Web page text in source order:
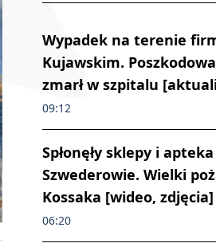
Wypadek na terenie
Kujawskim.
zmarł w szpitalu
09:12
Spłonęły sklepy i
Szwederowie. Wielki
Kossaka [wideo, zdjęcia]
06:20